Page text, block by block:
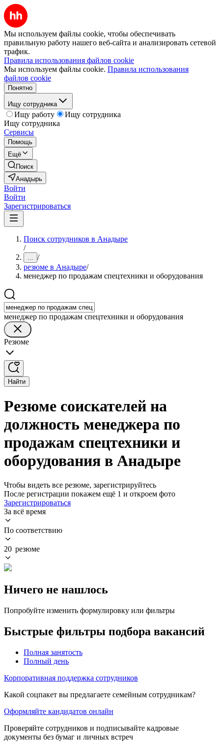
Мы используем файлы cookie, чтобы обеспечивать
правильную работу нашего веб-сайта и анализировать сетевой
трафик.
Правила использования файлов cookie
Мы используем файлы cookie. Правила использования
файлов cookie
Понятно
Ищу сотрудника
Ищу работу
Ищу сотрудника
Ищу сотрудника
Сервисы
Помощь
Ещё
Поиск
Анадырь
Войти
Войти
Зарегистрироваться
Поиск сотрудников в Анадыре
/
... /
резюме в Анадыре/
менеджер по продажам спецтехники и оборудования
менеджер по продажам спецтехники и оборудования
Резюме
Найти
Резюме соискателей на
должность менеджера по
продажам спецтехники и
оборудования в Анадыре
Чтобы видеть все резюме, зарегистрируйтесь
После регистрации покажем ещё 1 и откроем фото
Зарегистрироваться
За всё время
По соответствию
20 резюме
Ничего не нашлось
Попробуйте изменить формулировку или фильтры
Быстрые фильтры подбора вакансий
Полная занятость
Полный день
Корпоративная поддержка сотрудников
Какой соцпакет вы предлагаете семейным сотрудникам?
Оформляйте кандидатов онлайн
Проверяйте сотрудников и подписывайте кадровые
документы без бумаг и личных встреч